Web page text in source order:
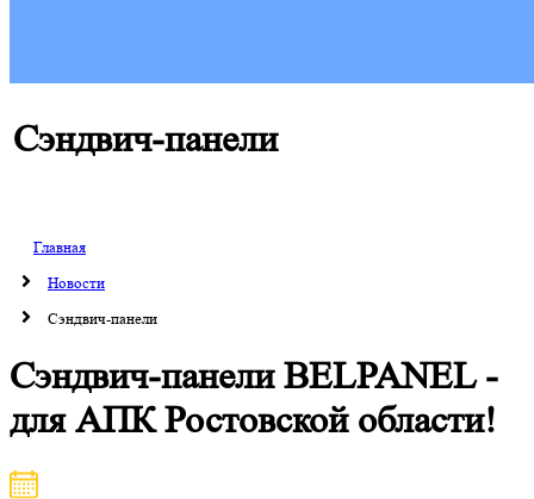
Сэндвич-панели
Главная
Новости
Сэндвич-панели
Сэндвич-панели BELPANEL -
для АПК Ростовской области!